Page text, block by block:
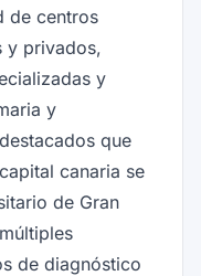
de centros
y privados,
y
y
que
canaria se
de Gran
de diagnóstico